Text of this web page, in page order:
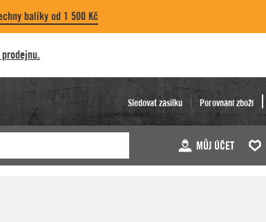
balíky od 1 500 Kč
Sledovat zásilku Porovnání zboží
MŮJ ÚČET